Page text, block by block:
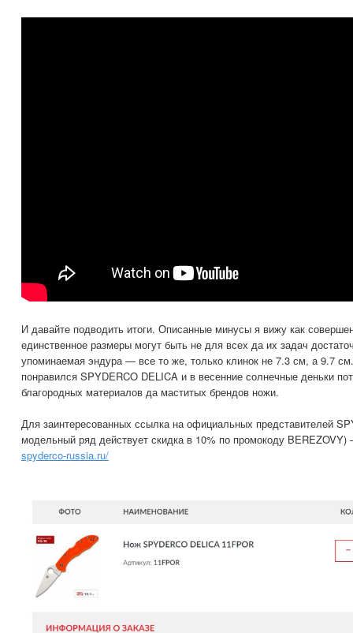
И давайте подводить итоги. Описанные минусы я вижу как
единственное размеры могут быть не для всех да их задач
упоминаемая эндура — все то же, только клинок не 7.3 см, а 9.7
понравился SPYDERCO DELICA и в весенние солнечные деньки
благородных материалов да маститых брендов ножи.
Для заинтересованных ссылка на официальных представителей
модельный ряд действует скидка в 10% по промокоду
spyderco-russia.ru/